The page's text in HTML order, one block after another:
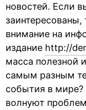
новостей. Если
заинтересованы,
внимание на
издание http://
масса полезной
самым разным
события в
волнуют